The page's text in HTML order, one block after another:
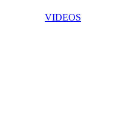
VIDEOS